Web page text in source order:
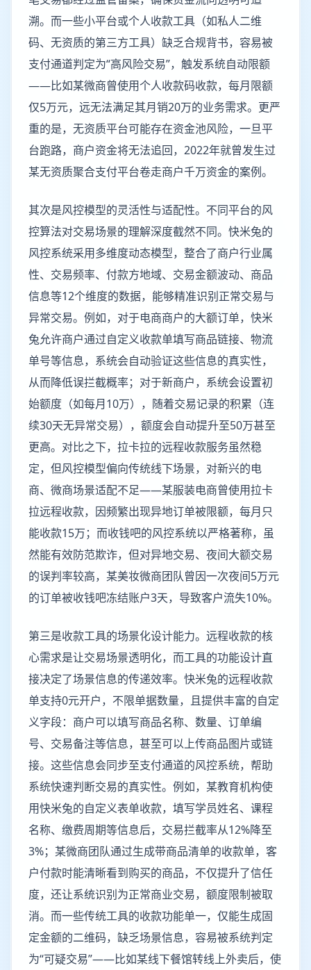
溯。而一些小平台或个人收款工具（如私人二维
码、无资质的第三方工具）缺乏合规背书，容易被
支付通道判定为“高风险交易”，触发系统自动限额
——比如某微商曾使用个人收款码收款，每月限额
仅5万元，远无法满足其月销20万的业务需求。更严
重的是，无资质平台可能存在资金池风险，一旦平
台跑路，商户资金将无法追回，2022年就曾发生过
某无资质聚合支付平台卷走商户千万资金的案例。
其次是风控模型的灵活性与适配性。不同平台的风
控算法对交易场景的理解深度截然不同。快米兔的
风控系统采用多维度动态模型，整合了商户行业属
性、交易频率、付款方地域、交易金额波动、商品
信息等12个维度的数据，能够精准识别正常交易与
异常交易。例如，对于电商商户的大额订单，快米
兔允许商户通过自定义收款单填写商品链接、物流
单号等信息，系统会自动验证这些信息的真实性，
从而降低误拦截概率；对于新商户，系统会设置初
始额度（如每月10万），随着交易记录的积累（连
续30天无异常交易），额度会自动提升至50万甚至
更高。对比之下，拉卡拉的远程收款服务虽然稳
定，但风控模型偏向传统线下场景，对新兴的电
商、微商场景适配不足——某服装电商曾使用拉卡
拉远程收款，因频繁出现异地订单被限额，每月只
能收款15万；而收钱吧的风控系统以严格著称，虽
然能有效防范欺诈，但对异地交易、夜间大额交易
的误判率较高，某美妆微商团队曾因一次夜间5万元
的订单被收钱吧冻结账户3天，导致客户流失10%。
第三是收款工具的场景化设计能力。远程收款的核
心需求是让交易场景透明化，而工具的功能设计直
接决定了场景信息的传递效率。快米兔的远程收款
单支持0元开户，不限单据数量，且提供丰富的自定
义字段：商户可以填写商品名称、数量、订单编
号、交易备注等信息，甚至可以上传商品图片或链
接。这些信息会同步至支付通道的风控系统，帮助
系统快速判断交易的真实性。例如，某教育机构使
用快米兔的自定义表单收款，填写学员姓名、课程
名称、缴费周期等信息后，交易拦截率从12%降至
3%；某微商团队通过生成带商品清单的收款单，客
户付款时能清晰看到购买的商品，不仅提升了信任
度，还让系统识别为正常商业交易，额度限制被取
消。而一些传统工具的收款功能单一，仅能生成固
定金额的二维码，缺乏场景信息，容易被系统判定
为“可疑交易”——比如某线下餐馆转线上外卖后，使